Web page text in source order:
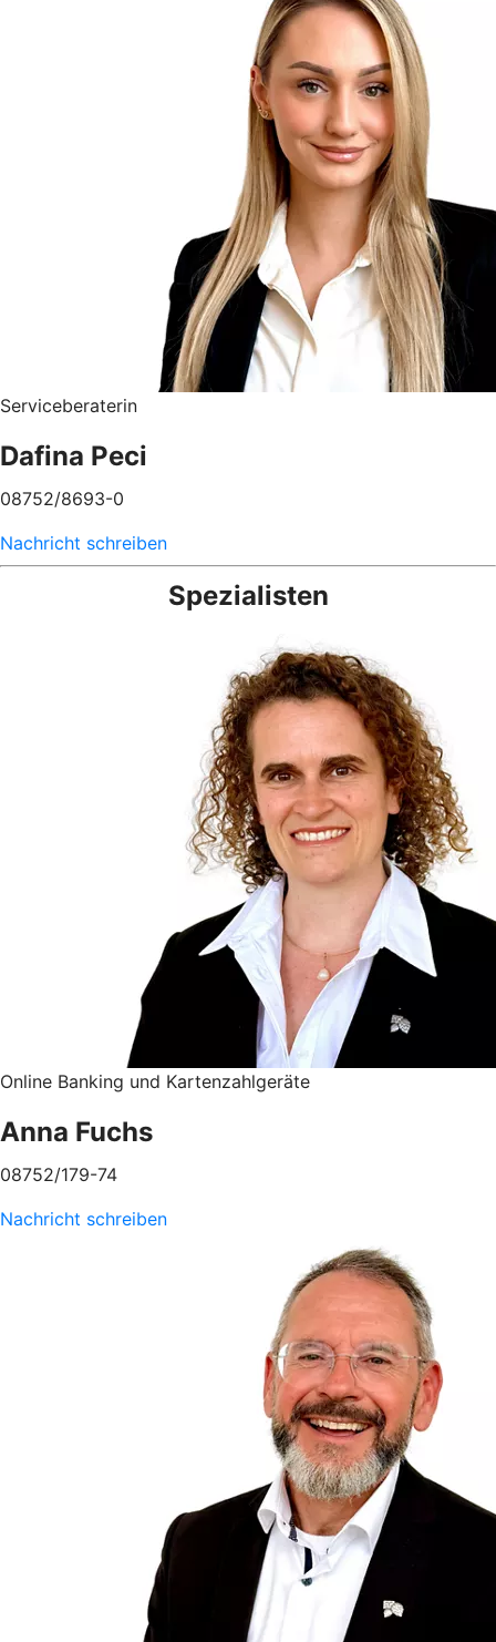
Serviceberaterin
Dafina Peci
08752/8693-0
Nachricht schreiben
Spezialisten
Online Banking und Kartenzahlgeräte
Anna Fuchs
08752/179-74
Nachricht schreiben